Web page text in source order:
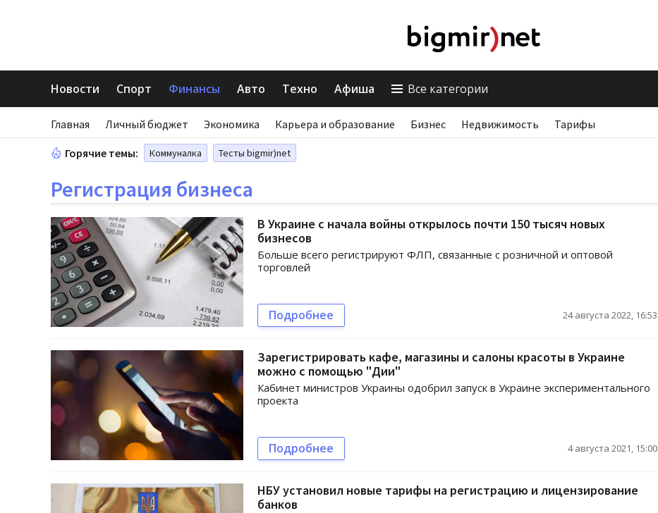
Новости Спорт Финансы Авто Техно Афиша Все категории
Главная Личный бюджет Экономика Карьера и образование Бизнес Недвижимость Тарифы
Горячие темы: Коммуналка Тесты bigmir)net
Регистрация бизнеса
В Украине с начала войны открылось почти 150 тысяч новых
бизнесов
Больше всего регистрируют ФЛП, связанные с розничной и оптовой
торговлей
Подробнее 24 августа 2022, 16:53
Зарегистрировать кафе, магазины и салоны красоты в Украине
можно с помощью "Дии"
Кабинет министров Украины одобрил запуск в Украине экспериментального
проекта
Подробнее 4 августа 2021, 15:00
НБУ установил новые тарифы на регистрацию и лицензирование
банков